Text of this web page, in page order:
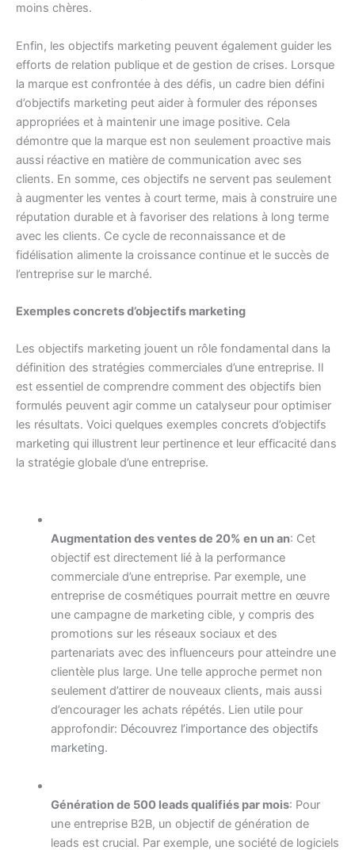
moins chères.
Enfin, les objectifs marketing peuvent également guider les
efforts de relation publique et de gestion de crises. Lorsque
la marque est confrontée à des défis, un cadre bien défini
d’objectifs marketing peut aider à formuler des réponses
appropriées et à maintenir une image positive. Cela
démontre que la marque est non seulement proactive mais
aussi réactive en matière de communication avec ses
clients. En somme, ces objectifs ne servent pas seulement
à augmenter les ventes à court terme, mais à construire une
réputation durable et à favoriser des relations à long terme
avec les clients. Ce cycle de reconnaissance et de
fidélisation alimente la croissance continue et le succès de
l’entreprise sur le marché.
Exemples concrets d’objectifs marketing
Les objectifs marketing jouent un rôle fondamental dans la
définition des stratégies commerciales d’une entreprise. Il
est essentiel de comprendre comment des objectifs bien
formulés peuvent agir comme un catalyseur pour optimiser
les résultats. Voici quelques exemples concrets d’objectifs
marketing qui illustrent leur pertinence et leur efficacité dans
la stratégie globale d’une entreprise.
Augmentation des ventes de 20% en un an: Cet
objectif est directement lié à la performance
commerciale d’une entreprise. Par exemple, une
entreprise de cosmétiques pourrait mettre en œuvre
une campagne de marketing cible, y compris des
promotions sur les réseaux sociaux et des
partenariats avec des influenceurs pour atteindre une
clientèle plus large. Une telle approche permet non
seulement d’attirer de nouveaux clients, mais aussi
d’encourager les achats répétés. Lien utile pour
approfondir: Découvrez l’importance des objectifs
marketing.
Génération de 500 leads qualifiés par mois: Pour
une entreprise B2B, un objectif de génération de
leads est crucial. Par exemple, une société de logiciels